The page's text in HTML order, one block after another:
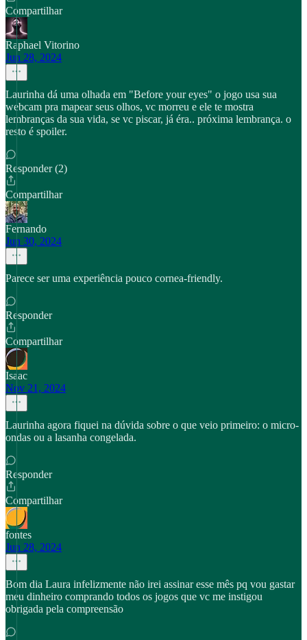
Compartilhar
Raphael Vitorino
Jun 28, 2024
Laurinha dá uma olhada em "Before your eyes" o jogo usa sua
webcam pra mapear seus olhos, vc morreu e ele te mostra
lembranças da sua vida, se vc piscar, já éra.. próxima lembrança. o
resto é spoiler.
Responder (2)
Compartilhar
Fernando
Jun 30, 2024
Parece ser uma experiência pouco cornea-friendly.
Responder
Compartilhar
Isaac
Nov 21, 2024
Laurinha agora fiquei na dúvida sobre o que veio primeiro: o micro-
ondas ou a lasanha congelada.
Responder
Compartilhar
fontes
Jun 28, 2024
Bom dia Laura infelizmente não irei assinar esse mês pq vou gastar
meu dinheiro comprando todos os jogos que vc me instigou
obrigada pela compreensão